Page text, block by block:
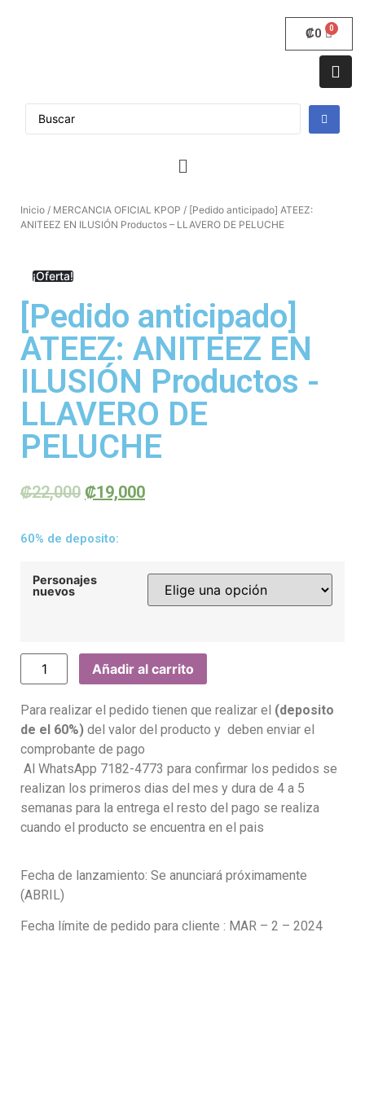
₡0
Inicio / MERCANCIA OFICIAL KPOP / [Pedido anticipado] ATEEZ:
ANITEEZ EN ILUSIÓN Productos – LLAVERO DE PELUCHE
¡Oferta!
[Pedido anticipado]
ATEEZ: ANITEEZ EN
ILUSIÓN Productos -
LLAVERO DE
PELUCHE
₡22,000 ₡19,000
60% de deposito:
Personajes
nuevos
Añadir al carrito
Para realizar el pedido tienen que realizar el (deposito
de el 60%) del valor del producto y deben enviar el
comprobante de pago
Al WhatsApp 7182-4773 para confirmar los pedidos se
realizan los primeros dias del mes y dura de 4 a 5
semanas para la entrega el resto del pago se realiza
cuando el producto se encuentra en el pais
Fecha de lanzamiento: Se anunciará próximamente
(ABRIL)
Fecha límite de pedido para cliente : MAR – 2 – 2024